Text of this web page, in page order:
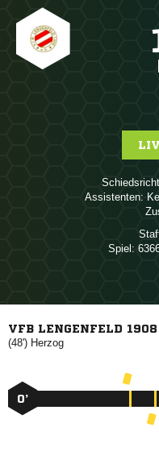
Assistenten:
Spiel:
VFB LENGENFELD
(48') 
0’